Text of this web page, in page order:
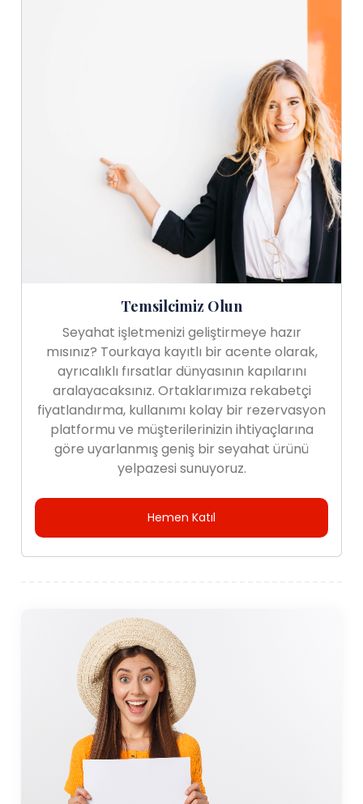
Temsilcimiz Olun
Seyahat işletmenizi geliştirmeye hazır
mısınız? Tourkaya kayıtlı bir acente olarak,
ayrıcalıklı fırsatlar dünyasının kapılarını
aralayacaksınız. Ortaklarımıza rekabetçi
fiyatlandırma, kullanımı kolay bir rezervasyon
platformu ve müşterilerinizin ihtiyaçlarına
göre uyarlanmış geniş bir seyahat ürünü
yelpazesi sunuyoruz.
Hemen Katıl